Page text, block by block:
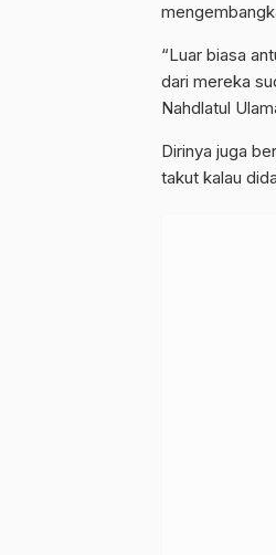
“Luar biasa
dari mereka
Nahdlatul
Dirinya juga
takut kalau